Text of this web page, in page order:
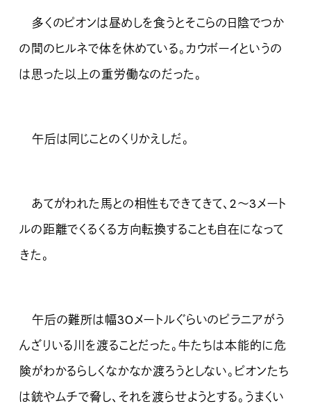
多くのピオンは昼めしを食うとそこらの日陰でつか
の間のヒルネで体を休めている。カウボーイというの
は思った以上の重労働なのだった。
午后は同じことのくりかえしだ。
あてがわれた馬との相性もできてきて、2～3メート
ルの距離でくるくる方向転換することも自在になって
きた。
午后の難所は幅30メートルぐらいのピラニアがう
んざりいる川を渡ることだった。牛たちは本能的に危
険がわかるらしくなかなか渡ろうとしない。ピオンたち
は銃やムチで脅し、それを渡らせようとする。うまくい